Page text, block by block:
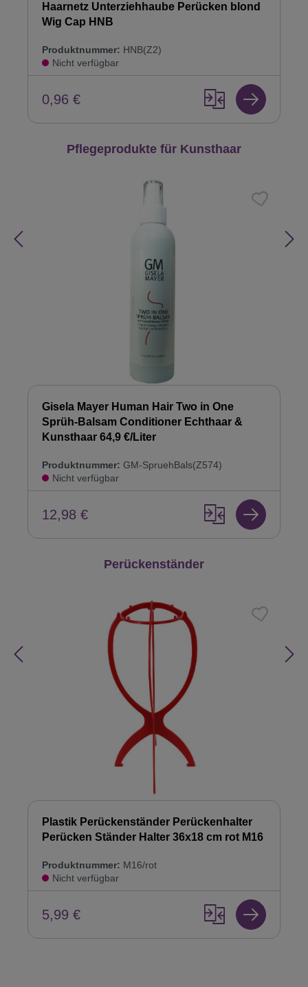
Haarnetz Unterziehhaube Perücken blond
Wig Cap HNB
Produktnummer: HNB(Z2)
Nicht verfügbar
0,96 €
Produktgalerie überspringen
Pflegeprodukte für Kunsthaar
Gisela Mayer Human Hair Two in One
Sprüh-Balsam Conditioner Echthaar &
Kunsthaar 64,9 €/Liter
Produktnummer: GM-SpruehBals(Z574)
Nicht verfügbar
12,98 €
Produktgalerie überspringen
Perückenständer
Plastik Perückenständer Perückenhalter
Perücken Ständer Halter 36x18 cm rot M16
Produktnummer: M16/rot
Nicht verfügbar
5,99 €